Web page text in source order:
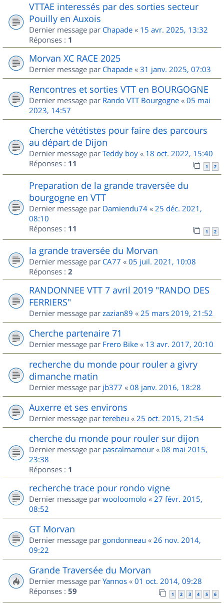
VTTAE interessés par des sorties secteur
Pouilly en Auxois
Dernier message par Chapade « 15 avr. 2025, 13:32
Réponses : 1
Morvan XC RACE 2025
Dernier message par Chapade « 31 janv. 2025, 07:03
Rencontres et sorties VTT en BOURGOGNE
Dernier message par Rando VTT Bourgogne « 05 mai
2023, 14:57
Cherche vététistes pour faire des parcours
au départ de Dijon
Dernier message par Teddy boy « 18 oct. 2022, 15:40
Réponses : 11 1 2
Preparation de la grande traversée du
bourgogne en VTT
Dernier message par Damiendu74 « 25 déc. 2021,
08:10
Réponses : 11 1 2
la grande traversée du Morvan
Dernier message par CA77 « 05 juil. 2021, 10:08
Réponses : 2
RANDONNEE VTT 7 avril 2019 "RANDO DES
FERRIERS"
Dernier message par zazian89 « 25 mars 2019, 21:52
Cherche partenaire 71
Dernier message par Frero Bike « 13 avr. 2017, 20:10
recherche du monde pour rouler a givry
dimanche matin
Dernier message par jb377 « 08 janv. 2016, 18:28
Auxerre et ses environs
Dernier message par terebeu « 25 oct. 2015, 21:54
cherche du monde pour rouler sur dijon
Dernier message par pascalmamour « 08 mai 2015,
23:38
Réponses : 1
recherche trace pour rondo vigne
Dernier message par wooloomolo « 27 févr. 2015,
08:52
GT Morvan
Dernier message par gondonneau « 26 nov. 2014,
09:22
Grande Traversée du Morvan
Dernier message par Yannos « 01 oct. 2014, 09:28
Réponses : 59 1 2 3 4 5 6